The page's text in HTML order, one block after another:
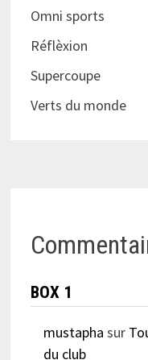
Omni sports
Réflèxion
Supercoupe
Verts du monde
BOX 1
mustapha sur
du club